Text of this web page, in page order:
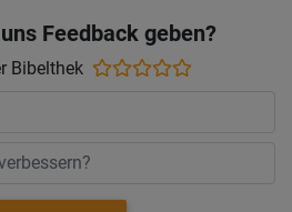
Feedback geben?
Bibelthek